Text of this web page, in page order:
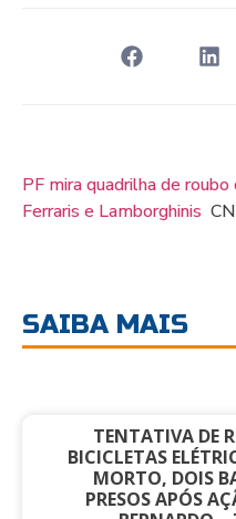
PF mira quadrilha de
Ferraris e Lamborghinis
SAIBA MAIS
TENTATIVA DE
BICICLETAS
MORTO, DOIS
PRESOS APÓS